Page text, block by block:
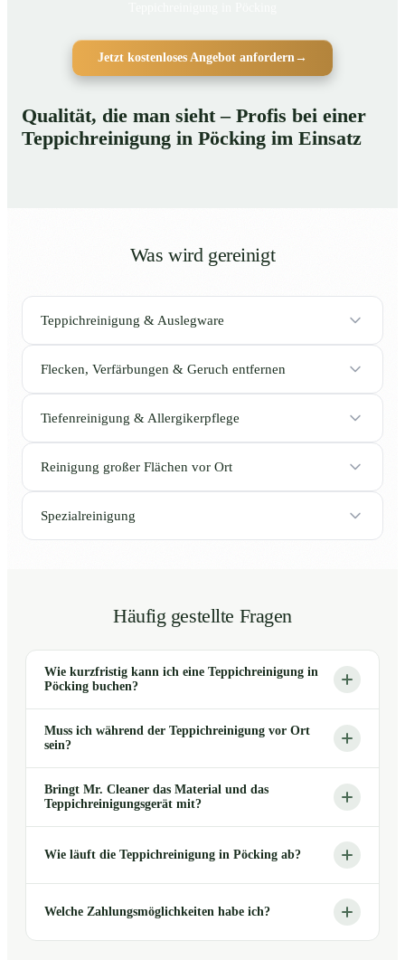
Jetzt kostenloses Angebot anfordern→
Qualität, die man sieht – Profis bei einer
Teppichreinigung in Pöcking im Einsatz
Was wird gereinigt
Teppichreinigung & Auslegware
Flecken, Verfärbungen & Geruch entfernen
Tiefenreinigung & Allergikerpflege
Reinigung großer Flächen vor Ort
Spezialreinigung
Häufig gestellte Fragen
Wie kurzfristig kann ich eine Teppichreinigung in
Pöcking buchen?
Muss ich während der Teppichreinigung vor Ort
sein?
Bringt Mr. Cleaner das Material und das
Teppichreinigungsgerät mit?
Wie läuft die Teppichreinigung in Pöcking ab?
Welche Zahlungsmöglichkeiten habe ich?